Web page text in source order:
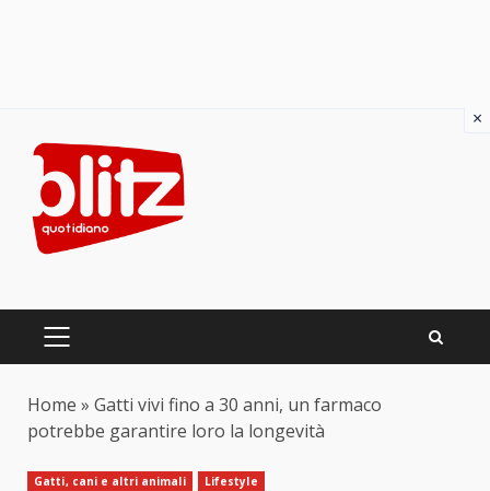
content
PRIMARY
Home » Gatti vivi fino a 30 anni, un farmaco
potrebbe garantire loro la longevità
Gatti, cani e altri animali Lifestyle
×